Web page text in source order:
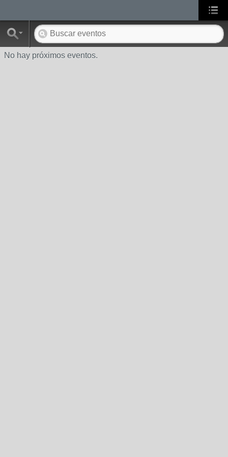
No hay próximos eventos.